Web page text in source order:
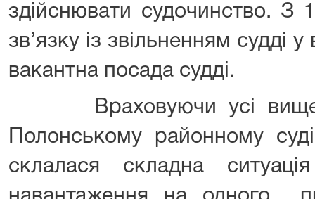
здійснювати судочинство.
зв’язку із звільненням судді
вакантна посада судді.
Враховуючи усі
Полонському районному
склалася складна